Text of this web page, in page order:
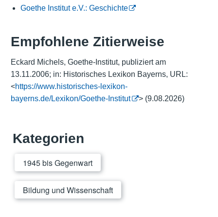
Goethe Institut e.V.: Geschichte
Empfohlene Zitierweise
Eckard Michels, Goethe-Institut, publiziert am
13.11.2006; in: Historisches Lexikon Bayerns, URL:
<https://www.historisches-lexikon-
bayerns.de/Lexikon/Goethe-Institut
> (9.08.2026)
Kategorien
1945 bis Gegenwart
Bildung und Wissenschaft